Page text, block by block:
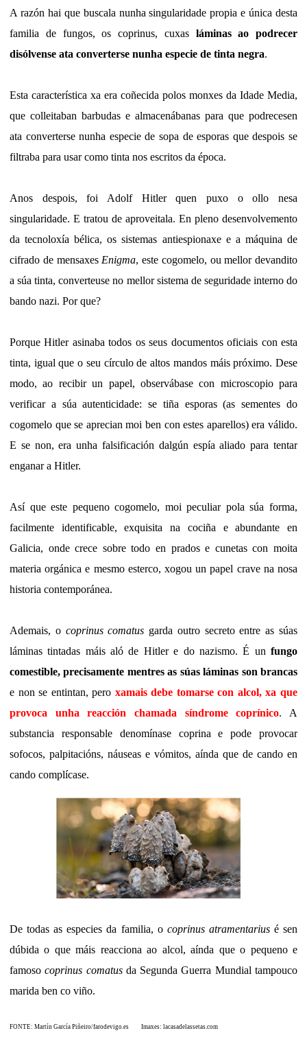
A razón hai que buscala nunha singularidade propia e única desta
familia de fungos, os coprinus, cuxas láminas ao podrecer
disólvense ata converterse nunha especie de tinta negra.
Esta característica xa era coñecida polos monxes da Idade Media,
que colleitaban barbudas e almacenábanas para que podrecesen
ata converterse nunha especie de sopa de esporas que despois se
filtraba para usar como tinta nos escritos da época.
Anos despois, foi Adolf Hitler quen puxo o ollo nesa
singularidade. E tratou de aproveitala. En pleno desenvolvemento
da tecnoloxía bélica, os sistemas antiespionaxe e a máquina de
cifrado de mensaxes Enigma, este cogomelo, ou mellor devandito
a súa tinta, converteuse no mellor sistema de seguridade interno do
bando nazi. Por que?
Porque Hitler asinaba todos os seus documentos oficiais con esta
tinta, igual que o seu círculo de altos mandos máis próximo. Dese
modo, ao recibir un papel, observábase con microscopio para
verificar a súa autenticidade: se tiña esporas (as sementes do
cogomelo que se aprecian moi ben con estes aparellos) era válido.
E se non, era unha falsificación dalgún espía aliado para tentar
enganar a Hitler.
Así que este pequeno cogomelo, moi peculiar pola súa forma,
facilmente identificable, exquisita na cociña e abundante en
Galicia, onde crece sobre todo en prados e cunetas con moita
materia orgánica e mesmo esterco, xogou un papel crave na nosa
historia contemporánea.
Ademais, o coprinus comatus garda outro secreto entre as súas
láminas tintadas máis aló de Hitler e do nazismo. É un fungo
comestible, precisamente mentres as súas láminas son brancas
e non se entintan, pero xamais debe tomarse con alcol, xa que
provoca unha reacción chamada síndrome coprínico. A
substancia responsable denomínase coprina e pode provocar
sofocos, palpitacións, náuseas e vómitos, aínda que de cando en
cando complícase.
De todas as especies da familia, o coprinus atramentariusé sen
dúbida o que máis reacciona ao alcol, aínda que o pequeno e
famosocoprinus comatusda Segunda Guerra Mundial tampouco
marida ben co viño.
FONTE: Martín García Piñeiro/farodevigo.es Imaxes: lacasadelassetas.com